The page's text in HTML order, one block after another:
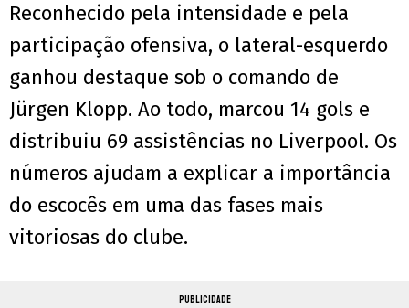
Reconhecido pela intensidade e pela
participação ofensiva, o lateral-esquerdo
ganhou destaque sob o comando de
Jürgen Klopp. Ao todo, marcou 14 gols e
distribuiu 69 assistências no Liverpool. Os
números ajudam a explicar a importância
do escocês em uma das fases mais
vitoriosas do clube.
PUBLICIDADE